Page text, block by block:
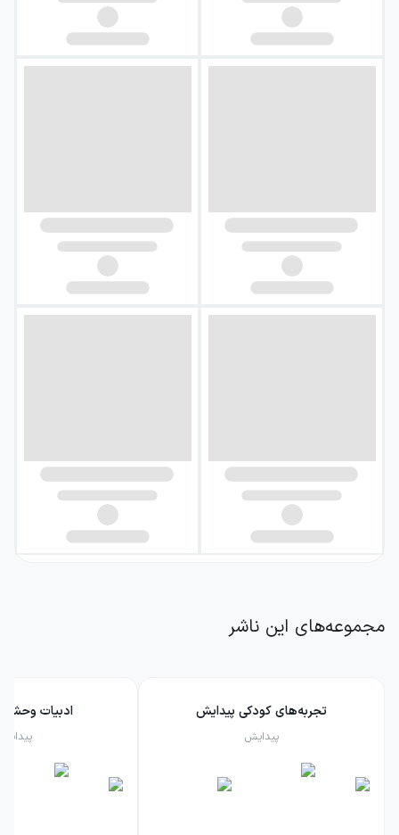
مجموعه‌های این ناشر
تجربه‌های کودکی پیدایش
پیدایش
ادبیات